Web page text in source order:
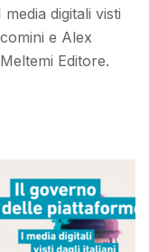
digitali visti
e Alex
Editore.